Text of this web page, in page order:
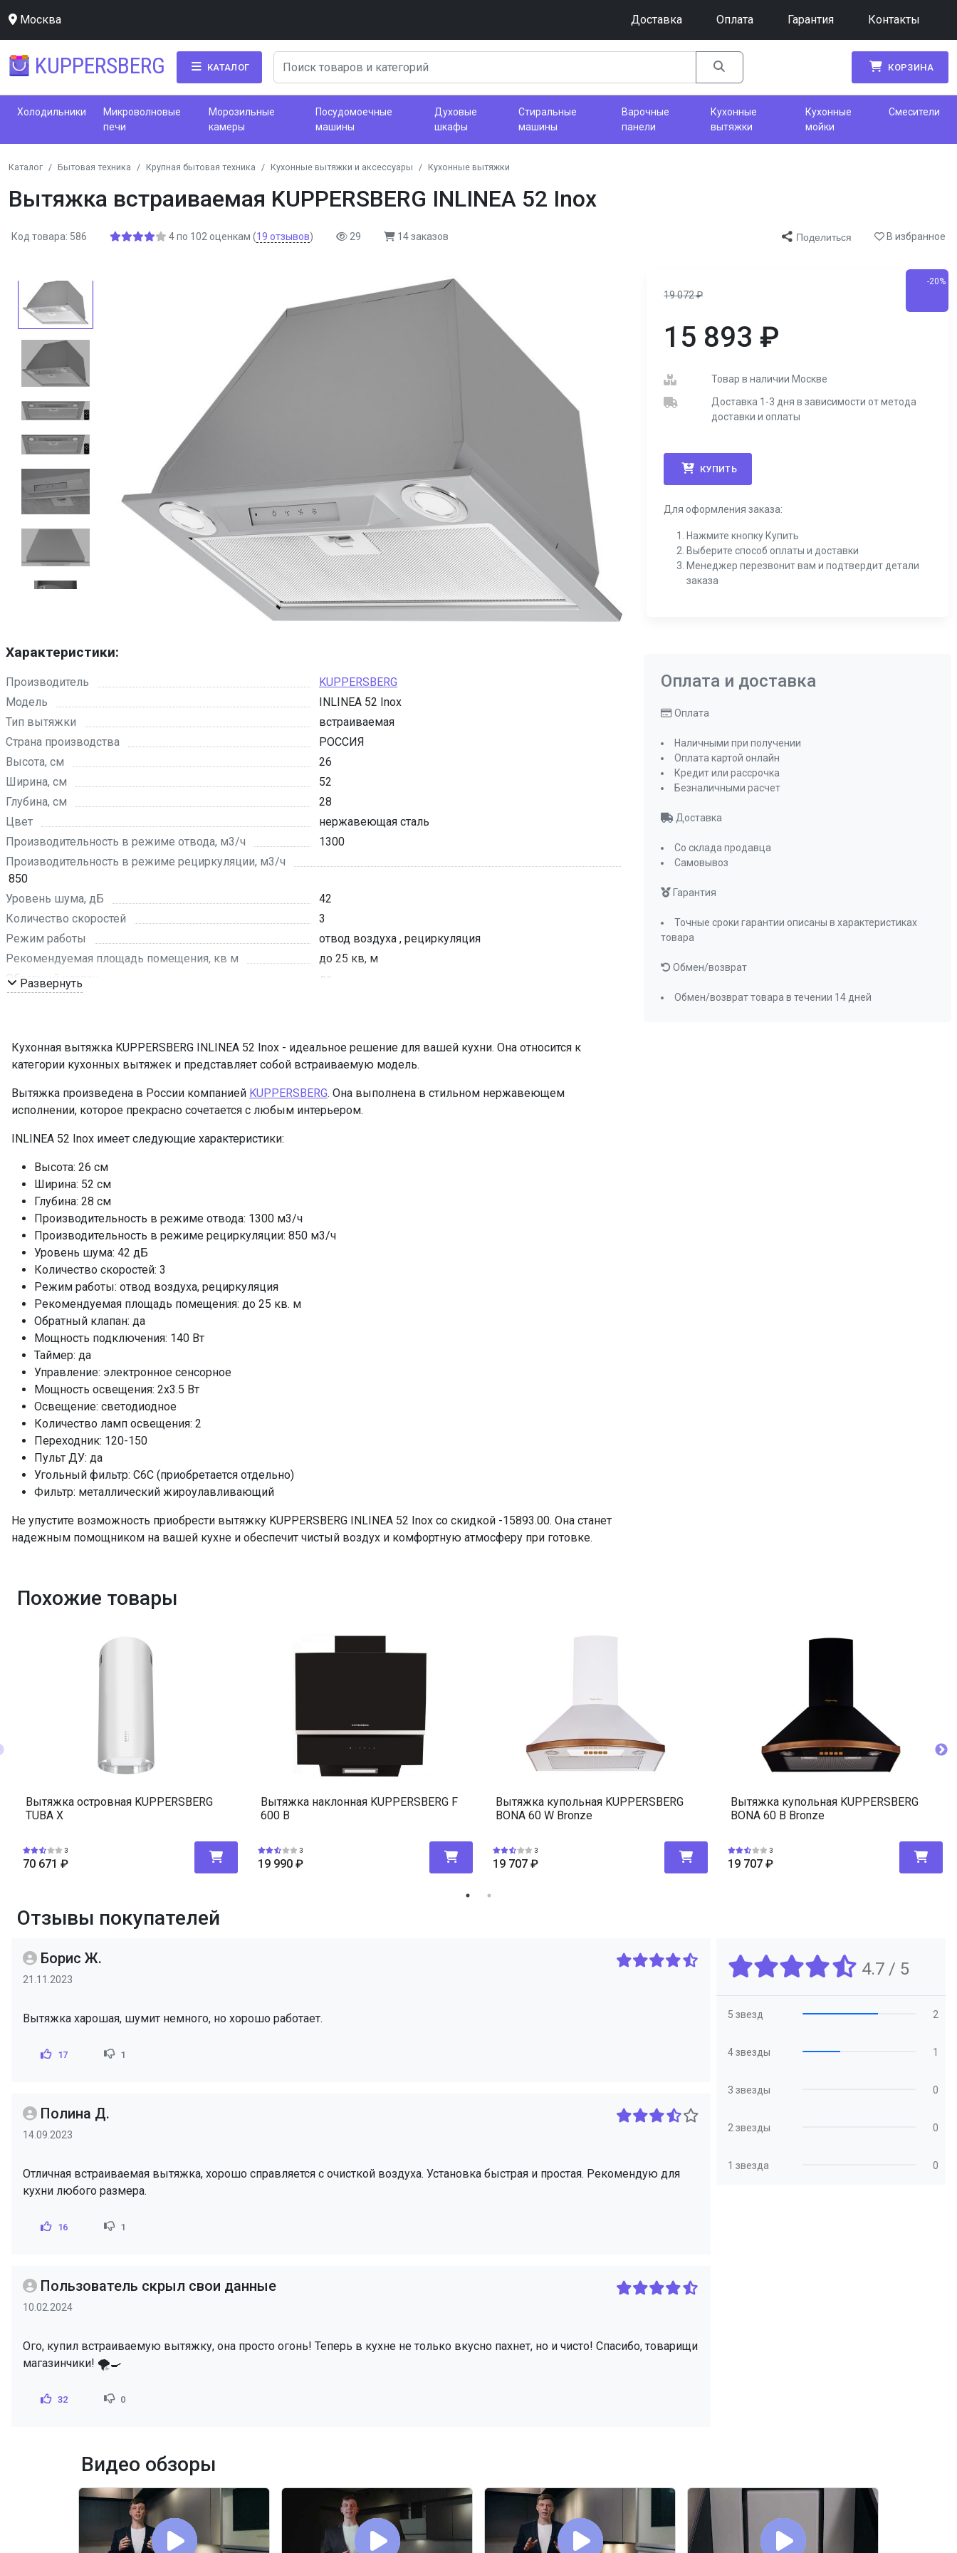
Москва Доставка Оплата Гарантия Контакты
KUPPERSBERG КАТАЛОГ КОРЗИНА
Холодильники
Микроволновые
печи
Морозильные
камеры
Посудомоечные
машины
Духовые
шкафы
Стиральные
машины
Варочные
панели
Кухонные
вытяжки
Кухонные
мойки
Смесители
Каталог Бытовая техника Крупная бытовая техника Кухонные вытяжки и аксессуары Кухонные вытяжки
Вытяжка встраиваемая KUPPERSBERG INLINEA 52 Inox
Код товара: 586 4по 102 оценкам (19 отзывов) 29 14 заказов Поделиться В избранное
19 072₽
-20%
15 893 ₽
Товар в наличии Москве
Доставка 1-3 дня в зависимости от метода
доставки и оплаты
КУПИТЬ
Для оформления заказа:
Нажмите кнопку Купить
Выберите способ оплаты и доставки
Менеджер перезвонит вам и подтвердит детали
заказа
Характеристики:
Производитель
KUPPERSBERG
Модель
INLINEA 52 Inox
Тип вытяжки
встраиваемая
Страна производства
РОССИЯ
Высота, см
26
Ширина, см
52
Глубина, см
28
Цвет
нержавеющая сталь
Производительность в режиме отвода, м3/ч
1300
Производительность в режиме рециркуляции, м3/ч
850
Уровень шума, дБ
42
Количество скоростей
3
Режим работы
отвод воздуха , рециркуляция
Рекомендуемая площадь помещения, кв м
до 25 кв, м
Обратный клапан
да
Количество ламп освещения
2
Переходник
120-150
Пульт ДУ
Фильтр
ПРОМО Скидка
Развернуть
Кухонная вытяжка KUPPERSBERG INLINEA 52 Inox - идеальное решение для вашей кухни. Она относится к
категории кухонных вытяжек и представляет собой встраиваемую модель.
Вытяжка произведена в России компанией KUPPERSBERG. Она выполнена в стильном нержавеющем
исполнении, которое прекрасно сочетается с любым интерьером.
INLINEA 52 Inox имеет следующие характеристики:
Высота: 26 см
Ширина: 52 см
Глубина: 28 см
Производительность в режиме отвода: 1300 м3/ч
Производительность в режиме рециркуляции: 850 м3/ч
Уровень шума: 42 дБ
Количество скоростей: 3
Режим работы: отвод воздуха, рециркуляция
Рекомендуемая площадь помещения: до 25 кв. м
Обратный клапан: да
Мощность подключения: 140 Вт
Таймер: да
Управление: электронное сенсорное
Мощность освещения: 2х3.5 Вт
Освещение: светодиодное
Количество ламп освещения: 2
Переходник: 120-150
Пульт ДУ: да
Угольный фильтр: С6С (приобретается отдельно)
Фильтр: металлический жироулавливающий
Не упустите возможность приобрести вытяжку KUPPERSBERG INLINEA 52 Inox со скидкой -15893.00. Она станет
надежным помощником на вашей кухне и обеспечит чистый воздух и комфортную атмосферу при готовке.
Оплата и доставка
Оплата
Наличными при получении
Оплата картой онлайн
Кредит или рассрочка
Безналичными расчет
Доставка
Со склада продавца
Самовывоз
Гарантия
Точные сроки гарантии описаны в характеристиках
товара
Обмен/возврат
Обмен/возврат товара в течении 14 дней
Похожие товары
Вытяжка островная KUPPERSBERG
TUBA X
3
70 671 ₽
Вытяжка наклонная KUPPERSBERG F
600 B
3
19 990 ₽
Вытяжка купольная KUPPERSBERG
BONA 60 W Bronze
3
19 707 ₽
Вытяжка купольная KUPPERSBERG
BONA 60 B Bronze
3
19 707 ₽
Отзывы покупателей
Борис Ж.
21.11.2023
Вытяжка харошая, шумит немного, но хорошо работает.
17 1
Полина Д.
14.09.2023
Отличная встраиваемая вытяжка, хорошо справляется с очисткой воздуха. Установка быстрая и простая. Рекомендую для
кухни любого размера.
16 1
Пользователь скрыл свои данные
10.02.2024
Ого, купил встраиваемую вытяжку, она просто огонь! Теперь в кухне не только вкусно пахнет, но и чисто! Спасибо, товарищи
магазинчики! 🌪️🍳
32 0
4.7 / 5
5 звезд 2
4 звезды 1
3 звезды 0
2 звезды 0
1 звезда 0
Видео обзоры